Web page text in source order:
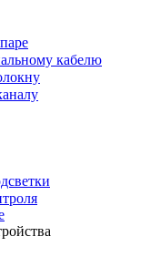
кабелю